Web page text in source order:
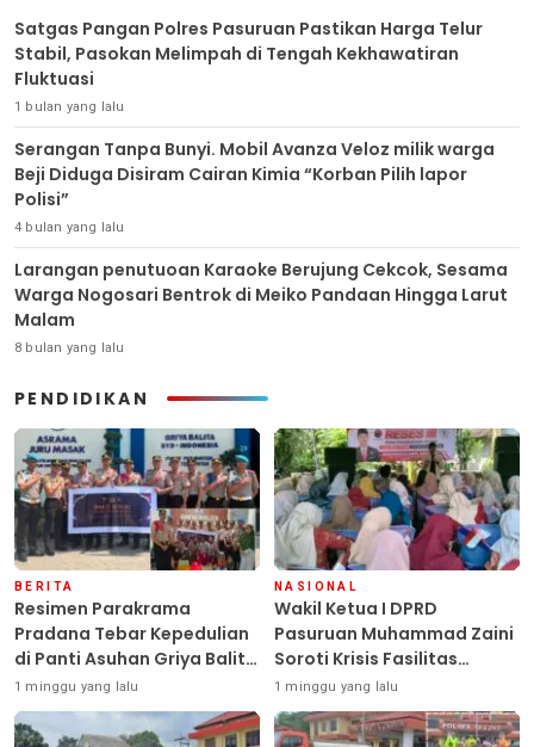
Satgas Pangan Polres Pasuruan Pastikan Harga Telur
Stabil, Pasokan Melimpah di Tengah Kekhawatiran
Fluktuasi
1 bulan yang lalu
Serangan Tanpa Bunyi. Mobil Avanza Veloz milik warga
Beji Diduga Disiram Cairan Kimia “Korban Pilih lapor
Polisi”
4 bulan yang lalu
Larangan penutuoan Karaoke Berujung Cekcok, Sesama
Warga Nogosari Bentrok di Meiko Pandaan Hingga Larut
Malam
8 bulan yang lalu
PENDIDIKAN
BERITA
Resimen Parakrama
Pradana Tebar Kepedulian
di Panti Asuhan Griya Balita
SYD, Peluk Hangat Balita
Terlantar “POLRI Hadir
Dengan Hati”
1 minggu yang lalu
NASIONAL
Wakil Ketua I DPRD
Pasuruan Muhammad Zaini
Soroti Krisis Fasilitas
Sekolah di Tengah Efisiensi
Anggaran
1 minggu yang lalu